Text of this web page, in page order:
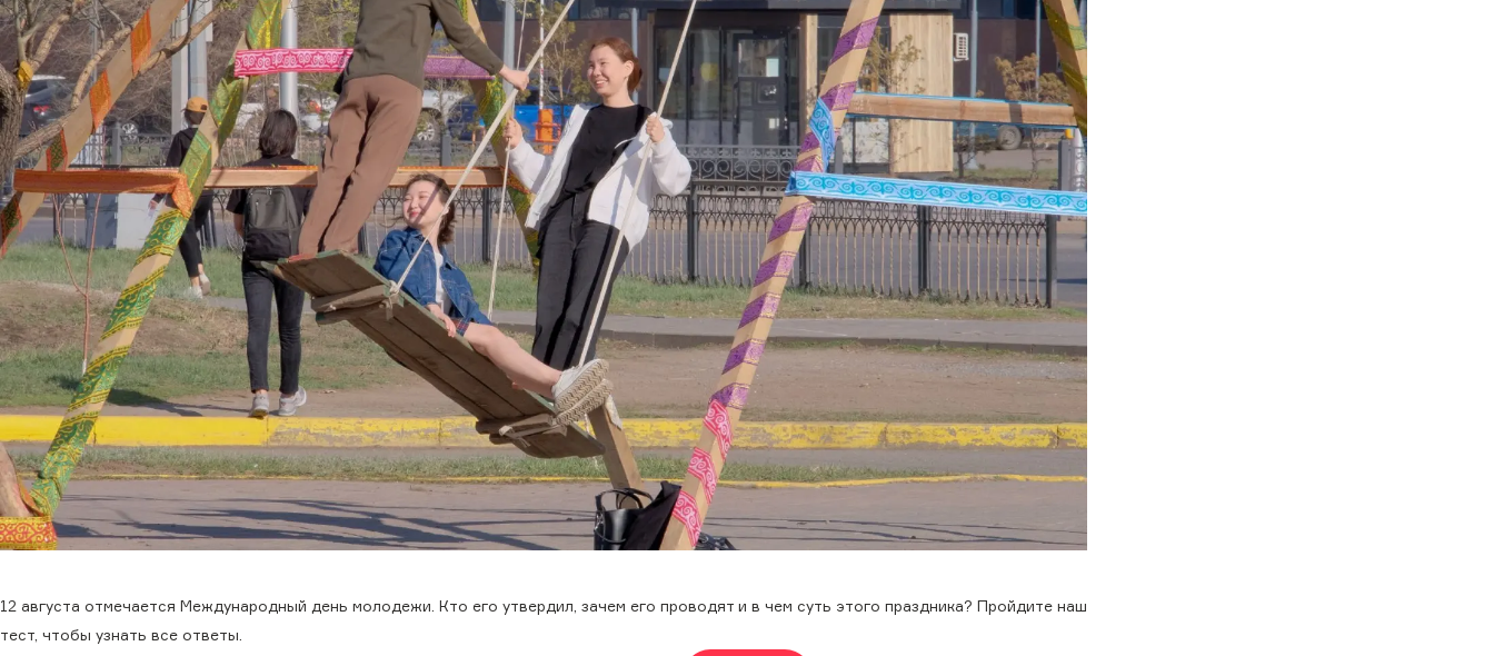
12 августа отмечается Международный день молодежи. Кто его утвердил, зачем его проводят и в чем суть этого праздника? Пройдите наш
тест, чтобы узнать все ответы.